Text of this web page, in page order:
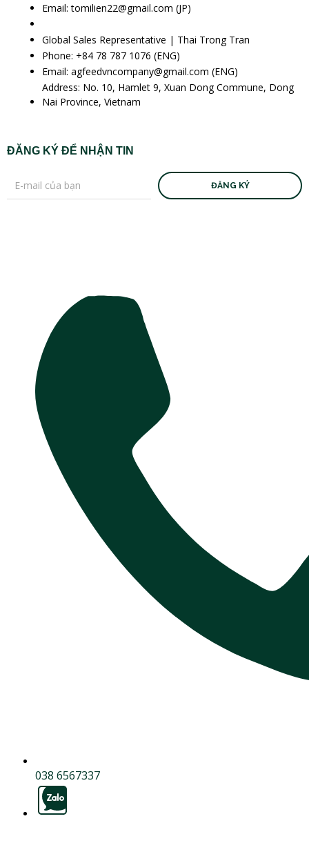
Email: tomilien22@gmail.com (JP)
Global Sales Representative | Thai Trong Tran
Phone: +84 78 787 1076 (ENG)
Email: agfeedvncompany@gmail.com (ENG)
Address: No. 10, Hamlet 9, Xuan Dong Commune, Dong
Nai Province, Vietnam
ĐĂNG KÝ ĐỂ NHẬN TIN
ĐĂNG KÝ
038 6567337